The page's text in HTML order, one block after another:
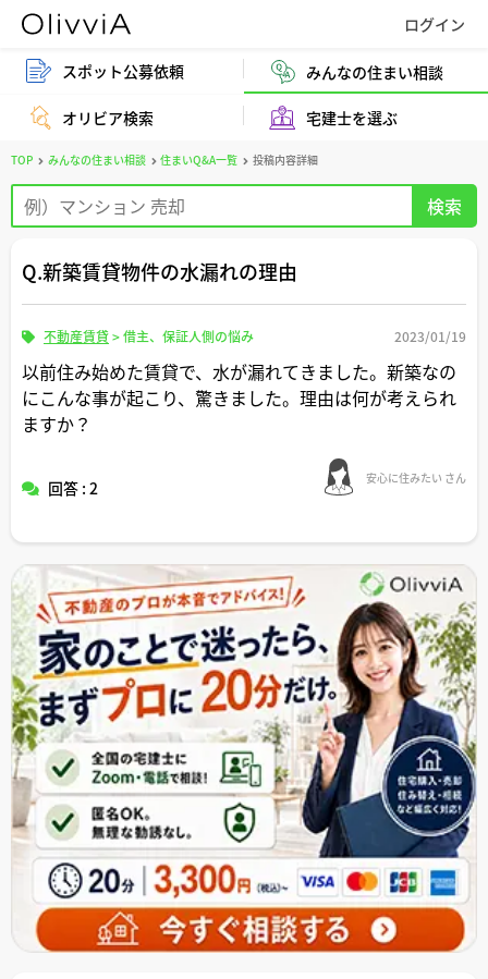
スポット公募依頼 みんなの住まい相談
オリビア検索 宅建士を選ぶ
TOP みんなの住まい相談 住まいQ&A一覧 投稿内容詳細
Q.新築賃貸物件の水漏れの理由
不動産賃貸>借主、保証人側の悩み 2023/01/19
以前住み始めた賃貸で、水が漏れてきました。新築なの
にこんな事が起こり、驚きました。理由は何が考えられ
ますか？
回答 : 2 安心に住みたい さん